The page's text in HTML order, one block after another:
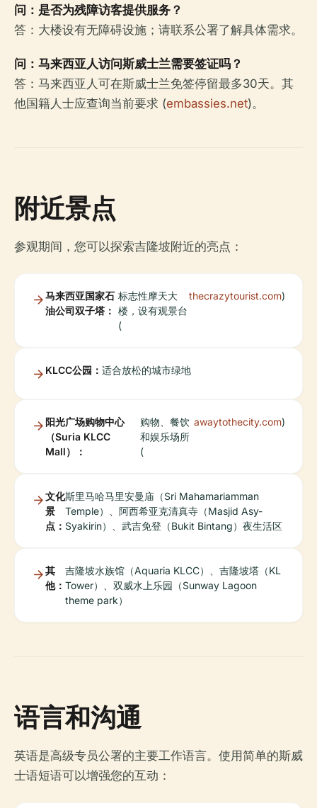
问：是否为残障访客提供服务？
答：大楼设有无障碍设施；请联系公署了解具体需求。
问：马来西亚人访问斯威士兰需要签证吗？
答：马来西亚人可在斯威士兰免签停留最多30天。其
他国籍人士应查询当前要求 (embassies.net)。
附近景点
参观期间，您可以探索吉隆坡附近的亮点：
马来西亚国家石
油公司双子塔：
标志性摩天大
楼，设有观景台
(
thecrazytourist.com)
KLCC公园： 适合放松的城市绿地
阳光广场购物中心
（Suria KLCC
Mall）：
购物、餐饮
和娱乐场所
(
awaytothecity.com)
文化
景
点：
斯里马哈马里安曼庙（Sri Mahamariamman
Temple）、阿西希亚克清真寺（Masjid Asy-
Syakirin）、武吉免登（Bukit Bintang）夜生活区
其
他：
吉隆坡水族馆（Aquaria KLCC）、吉隆坡塔（KL
Tower）、双威水上乐园（Sunway Lagoon
theme park）
语言和沟通
英语是高级专员公署的主要工作语言。使用简单的斯威
士语短语可以增强您的互动：